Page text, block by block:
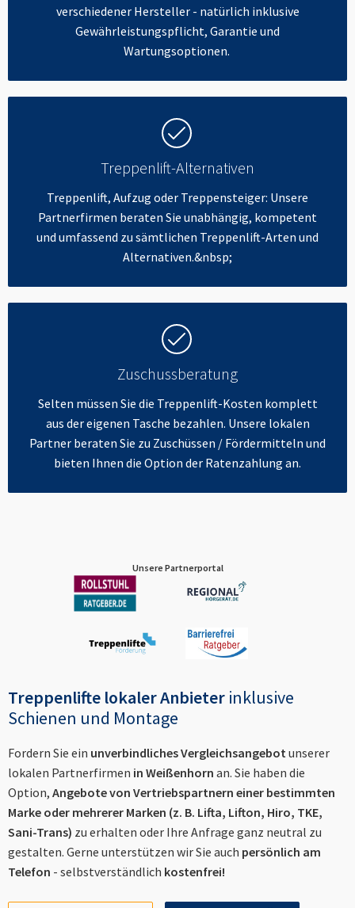
verschiedener Hersteller - natürlich inklusive
Gewährleistungspflicht, Garantie und
Wartungsoptionen.
Treppenlift-Alternativen
Treppenlift, Aufzug oder Treppensteiger: Unsere
Partnerfirmen beraten Sie unabhängig, kompetent
und umfassend zu sämtlichen Treppenlift-Arten und
Alternativen.&nbsp;
Zuschussberatung
Selten müssen Sie die Treppenlift-Kosten komplett
aus der eigenen Tasche bezahlen. Unsere lokalen
Partner beraten Sie zu Zuschüssen / Fördermitteln und
bieten Ihnen die Option der Ratenzahlung an.
Unsere Partnerportal
Treppenlifte lokaler Anbieter inklusive
Schienen und Montage
Fordern Sie ein unverbindliches Vergleichsangebotunserer
lokalen Partnerfirmen in Weißenhorn an. Sie haben die
Option, Angebote von Vertriebspartnern einer bestimmten
Marke oder mehrerer Marken (z. B. Lifta, Lifton, Hiro, TKE,
Sani-Trans) zu erhalten oder Ihre Anfrage ganz neutral zu
gestalten. Gerne unterstützen wir Sie auch persönlich am
Telefon - selbstverständlich kostenfrei!